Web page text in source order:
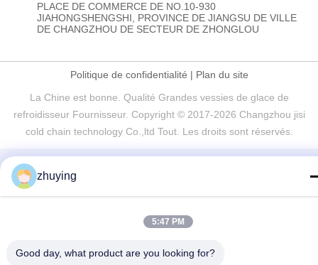
PLACE DE COMMERCE DE NO.10-930
JIAHONGSHENGSHI, PROVINCE DE JIANGSU DE VILLE
DE CHANGZHOU DE SECTEUR DE ZHONGLOU
Politique de confidentialité | Plan du site
La Chine est bonne. Qualité Grandes vessies de glace de
refroidisseur Fournisseur. Copyright © 2017-2026 Changzhou jisi
cold chain technology Co.,ltd Tout. Les droits sont réservés.
zhuying
5:47 PM
Good day, what product are you looking for?